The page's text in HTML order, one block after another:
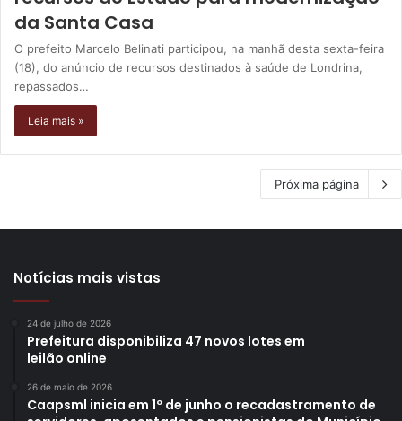
da Santa Casa
O prefeito Marcelo Belinati participou, na manhã desta sexta-feira
(18), do anúncio de recursos destinados à saúde de Londrina,
repassados…
Leia mais »
Próxima página
Notícias mais vistas
24 de julho de 2026
Prefeitura disponibiliza 47 novos lotes em
leilão online
26 de maio de 2026
Caapsml inicia em 1º de junho o recadastramento de